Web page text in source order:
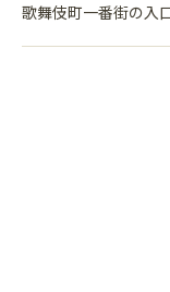
歌舞伎町一番街の入